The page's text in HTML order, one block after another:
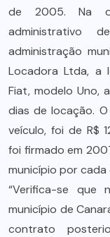
de 2005. Na
administrativo
administração
Locadora Ltda, a
Fiat, modelo Uno,
dias de locação.
veículo, foi de R$
foi firmado em
município por cada
“Verifica-se que
município de
contrato